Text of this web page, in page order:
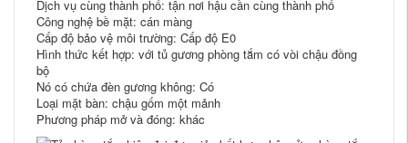
Dịch vụ cùng thành phố: tận nơi hậu cần cùng thành phố
Công nghệ bề mặt: cán màng
Cấp độ bảo vệ môi trường: Cấp độ E0
Hình thức kết hợp: với tủ gương phòng tắm có vòi chậu đồng
bộ
Nó có chứa đèn gương không: Có
Loại mặt bàn: chậu gốm một mảnh
Phương pháp mở và đóng: khác